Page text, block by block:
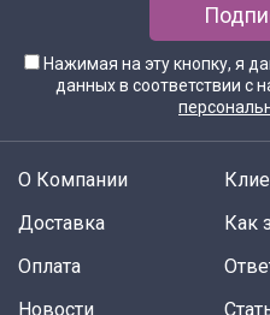
Нажимая на эту кнопку, я
данных в соответствии с
О Компании
Доставка
Оплата
Новости
Как